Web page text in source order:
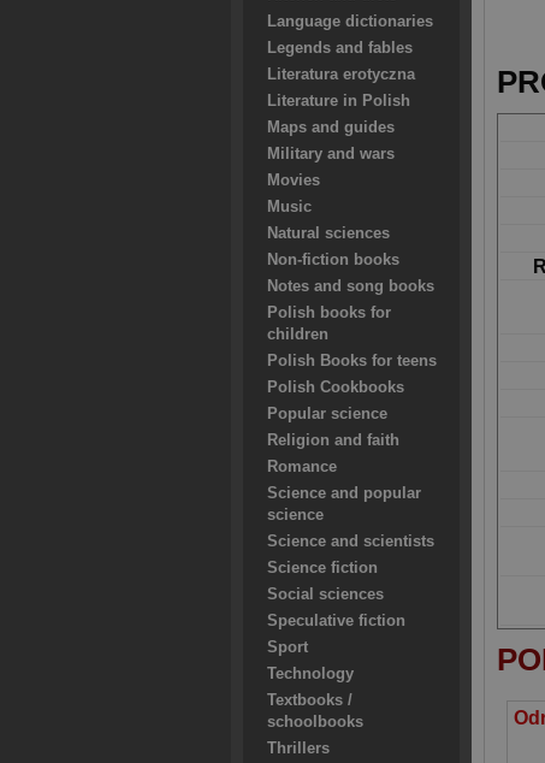
Language dictionaries
Legends and fables
Literatura erotyczna
Literature in Polish
Maps and guides
Military and wars
Movies
Music
Natural sciences
Non-fiction books
Notes and song books
Polish books for
children
Polish Books for teens
Polish Cookbooks
Popular science
Religion and faith
Romance
Science and popular
science
Science and scientists
Science fiction
Social sciences
Speculative fiction
Sport
Technology
Textbooks /
schoolbooks
Thrillers